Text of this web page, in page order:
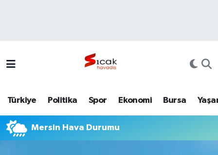
Türkiye Politika Spor Ekonomi Bursa
Mersin Hava Durumu